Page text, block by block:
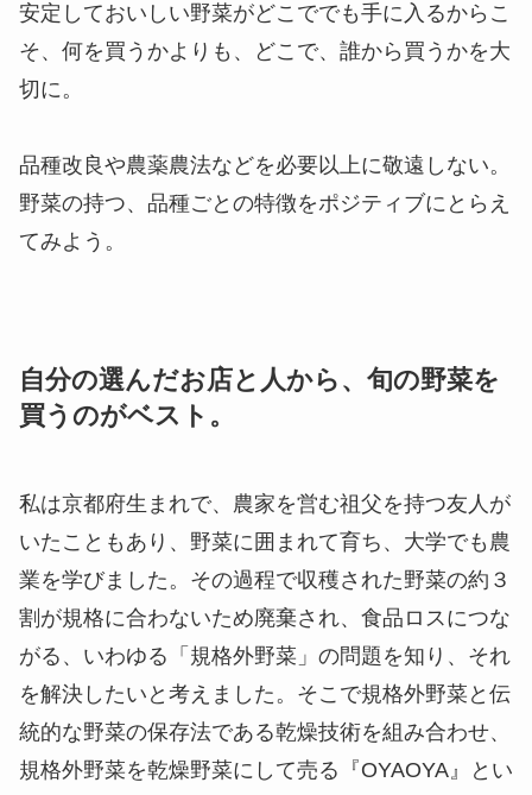
安定しておいしい野菜がどこででも手に入るからこ
そ、何を買うかよりも、どこで、誰から買うかを大
切に。
品種改良や農薬農法などを必要以上に敬遠しない。
野菜の持つ、品種ごとの特徴をポジティブにとらえ
てみよう。
自分の選んだお店と人から、旬の野菜を
買うのがベスト。
私は京都府生まれで、農家を営む祖父を持つ友人が
いたこともあり、野菜に囲まれて育ち、大学でも農
業を学びました。その過程で収穫された野菜の約３
割が規格に合わないため廃棄され、食品ロスにつな
がる、いわゆる「規格外野菜」の問題を知り、それ
を解決したいと考えました。そこで規格外野菜と伝
統的な野菜の保存法である乾燥技術を組み合わせ、
規格外野菜を乾燥野菜にして売る『OYAOYA』とい